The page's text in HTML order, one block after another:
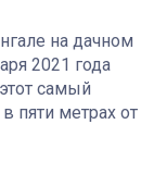
на дачном
2021 года
самый
пяти метрах от